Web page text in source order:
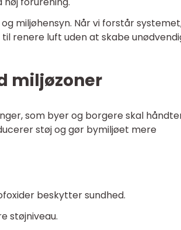
miljøhensyn. Når vi forstår
renere luft uden at skabe
miljøzoner
som byer og borgere skal
støj og gør bymiljøet mere
beskytter sundhed.
støjniveau.